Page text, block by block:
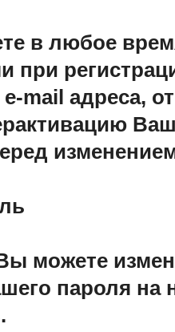
в любое
при
mail адреса,
можете
пароля